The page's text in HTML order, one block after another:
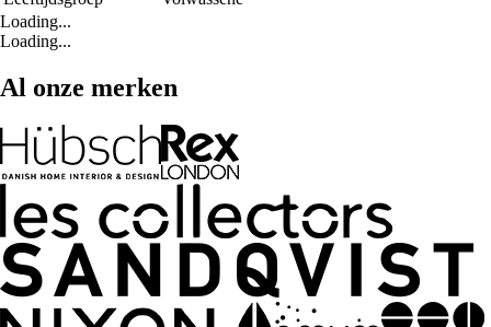
Loading...
Loading...
Al onze merken